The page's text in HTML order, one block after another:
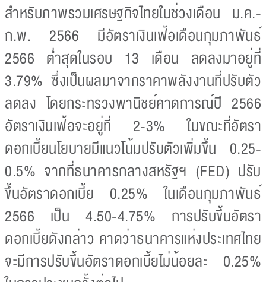
สำหรับภาพรวมเศรษฐกิจไทยในช่วงเดือน ม.ค.-
ก.พ. 2566 มีอัตราเงินเฟ้อเดือนกุมภาพันธ์
2566 ต่ำสุดในรอบ 13 เดือน ลดลงมาอยู่ที่
3.79% ซึ่งเป็นผลมาจากราคาพลังงานที่ปรับตัว
ลดลง โดยกระทรวงพานิชย์คาดการณ์ปี 2566
อัตราเงินเฟ้อจะอยู่ที่ 2-3% ในขณะที่อัตรา
ดอกเบี้ยนโยบายมีแนวโน้มปรับตัวเพิ่มขึ้น 0.25-
0.5% จากที่ธนาคารกลางสหรัฐฯ (FED) ปรับ
ขึ้นอัตราดอกเบี้ย 0.25% ในเดือนกุมภาพันธ์
2566 เป็น 4.50-4.75% การปรับขึ้นอัตรา
ดอกเบี้ยดังกล่าว คาดว่าธนาคารแห่งประเทศไทย
จะมีการปรับขึ้นอัตราดอกเบี้ยไม่น้อยละ 0.25%